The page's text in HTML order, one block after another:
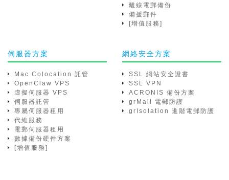
離線電郵備份
備援郵件
[增值服務]
伺服器方案
Mac Colocation 託管
OpenClaw VPS
虛擬伺服器 VPS
伺服器託管
專屬伺服器租用
代維服務
電郵伺服器租用
數據備份硬件方案
[增值服務]
網絡安全方案
SSL 網站安全證書
SSL VPN
ACRONIS 備份方案
grMail 電郵防護
grIsolation 進階電郵防護